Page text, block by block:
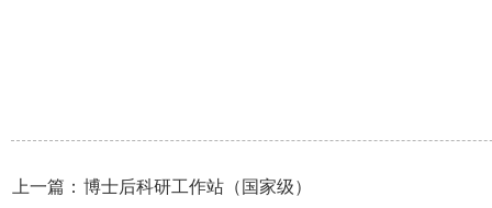
上一篇： 博士后科研工作站（国家级）